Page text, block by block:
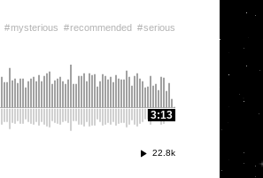
mysterious recommended serious
3:13
22.8k